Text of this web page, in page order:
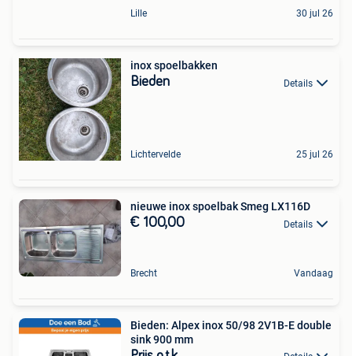
Lille 30 jul 26
inox spoelbakken
Bieden Details
Lichtervelde 25 jul 26
nieuwe inox spoelbak Smeg LX116D
€ 100,00 Details
Brecht Vandaag
Bieden: Alpex inox 50/98 2V1B-E double
sink 900 mm